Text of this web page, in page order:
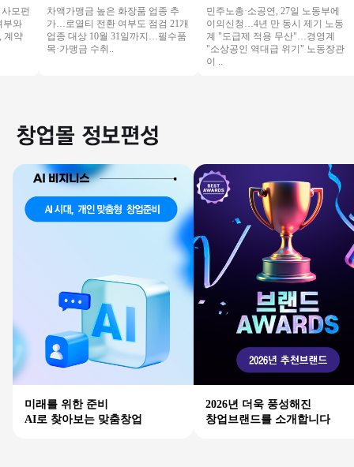
펀
차액가맹금 높은 화장품 업종 추
가…로열티 전환 여부도 점검 21개
업종 대상 10월 31일까지…필수품
목·가맹금 수취..
민주노총·소공연, 27일 노동부에
이의신청…4년 만 동시 제기 노동
계 "도급제 적용 무산"…경영계
"소상공인 역대급 위기" 노동장관
이 ..
미래를 위한 준비
AI로 찾아보는 맞춤창업
2026년 더욱 풍성해진
창업브랜드를 소개합니다